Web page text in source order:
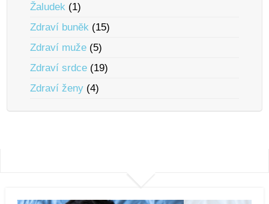
Žaludek (1)
Zdraví bunĕk (15)
Zdraví muže (5)
Zdraví srdce (19)
Zdraví ženy (4)